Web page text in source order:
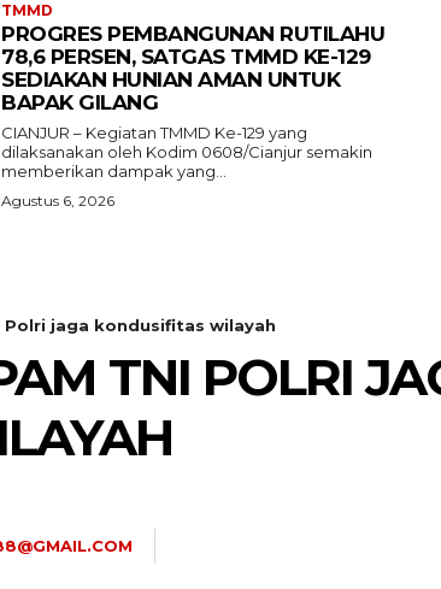
TMMD
PROGRES PEMBANGUNAN RUTILAHU
78,6 PERSEN, SATGAS TMMD KE-129
SEDIAKAN HUNIAN AMAN UNTUK
BAPAK GILANG
CIANJUR – Kegiatan TMMD Ke-129 yang
dilaksanakan oleh Kodim 0608/Cianjur semakin
memberikan dampak yang...
Agustus 6, 2026